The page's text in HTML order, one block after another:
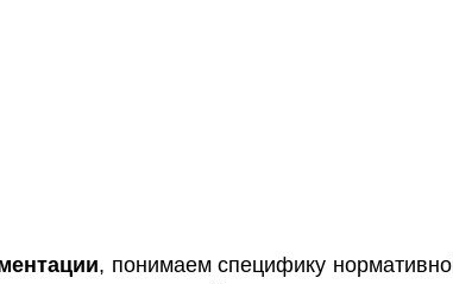
, понимаем специфику